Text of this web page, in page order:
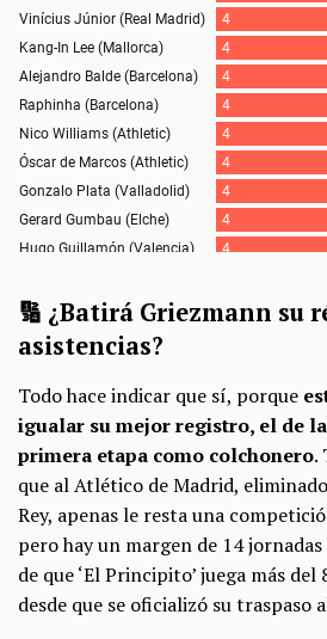
🔢 ¿Batirá Griezmann su
asistencias?
Todo hace indicar que sí, porque
igualar su mejor registro, el de la
primera etapa como colchonero.
que al Atlético de Madrid,
Rey, apenas le resta una
pero hay un margen de 14
de que ‘El Principito’ juega más
desde que se oficializó su traspaso